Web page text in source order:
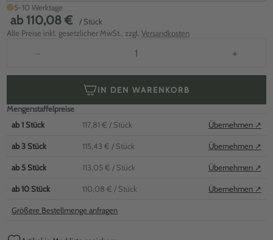
5-10 Werktage
ab 110,08 €
/ Stück
Alle Preise inkl. gesetzlicher MwSt., zzgl. Versandkosten
− +
IN DEN WARENKORB
Mengenstaffelpreise
ab1 Stück 117,81 € / Stück Übernehmen ↗
ab3 Stück 115,43 € / Stück Übernehmen ↗
ab 5 Stück 113,05 € / Stück Übernehmen ↗
ab10 Stück 110,08 € / Stück Übernehmen ↗
Größere Bestellmenge anfragen